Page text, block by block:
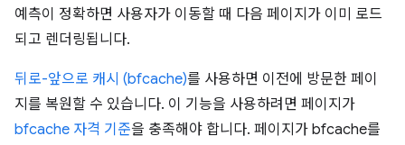
예측이 정확하면 사용자가 이동할 때 다음 페이지가 이미 로드
되고 렌더링됩니다.
뒤로-앞으로 캐시 (bfcache)를 사용하면 이전에 방문한 페이
지를 복원할 수 있습니다. 이 기능을 사용하려면 페이지가
bfcache 자격 기준을 충족해야 합니다. 페이지가 bfcache를